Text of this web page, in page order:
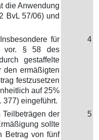
die Anwendung
BvL 57/06) und
für
vor. § 58 des
gestaffelte
den ermäßigten
festzusetzen
auf 25%
377) eingeführt.
4
der
sollte
Betrag von fünf
5